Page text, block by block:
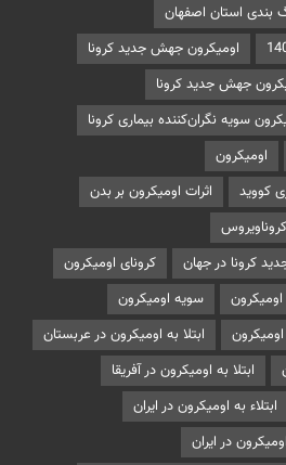
بندی استان اصفهان
اومیکرون جهش جدید کرونا
جهش جدید کرونا
سویه نگران‌کننده بیماری کرونا
اومیکرون
کووید
اثرات اومیکرون بر بدن
کرونا در جهان
کرونای اومیکرون
سویه اومیکرون
ابتلا به اومیکرون در عربستان
ابتلا به اومیکرون در آفریقا
ابتلاء به اومیکرون در ایران
اومیکرون در ایران